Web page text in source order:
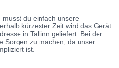
musst du einfach unsere
kürzester Zeit wird das Gerät
in Tallinn geliefert. Bei der
Sorgen zu machen, da unser
ist.